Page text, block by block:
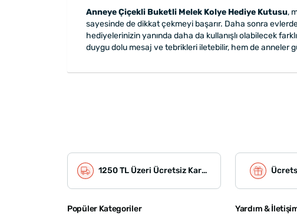
Anneye Çiçekli Buketli Melek Kolye Hediye Kutusu,
sayesinde de dikkat çekmeyi başarır. Daha sonra
hediyelerinizin yanında daha da kullanışlı olabilecek
duygu dolu mesaj ve tebrikleri iletebilir, hem de anneler
1250 TL Üzeri Ücretsiz Kargo
Popüler Kategoriler Yardım &